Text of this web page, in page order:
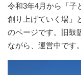
令和3年4月から「子
創り上げていく場」
のページです。旧鼓
ながら、運営中です。